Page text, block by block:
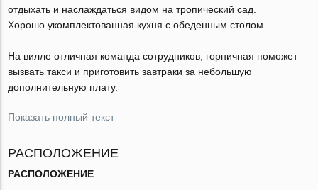
отдыхать и наслаждаться видом на тропический сад.
Хорошо укомплектованная кухня с обеденным столом.
На вилле отличная команда сотрудников, горничная поможет
вызвать такси и приготовить завтраки за небольшую
дополнительную плату.
Показать полный текст
РАСПОЛОЖЕНИЕ
РАСПОЛОЖЕНИЕ